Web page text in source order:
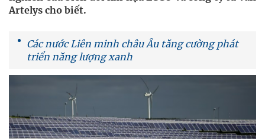
Artelys cho biết.
Các nước Liên minh châu Âu tăng cường phát
triển năng lượng xanh